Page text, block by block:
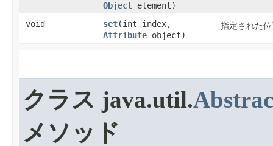
Object element)
void set​(int index,
Attribute object)
指定された
クラス java.util.
メソッド